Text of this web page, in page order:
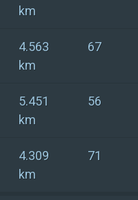
km
4.563
km
67
5.451
km
56
4.309
km
71